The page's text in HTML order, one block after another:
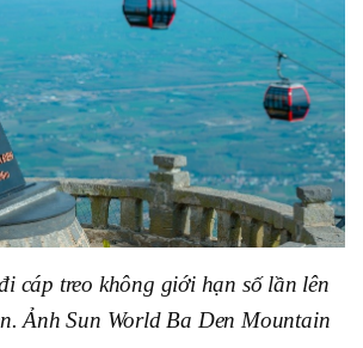
cáp treo không giới hạn số lần lên
Ảnh Sun World Ba Den Mountain